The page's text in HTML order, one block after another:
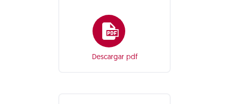
Descargar pdf